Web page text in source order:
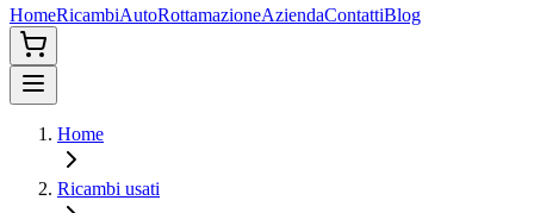
HomeRicambiAutoRottamazioneAziendaContattiBlog
Home
Ricambi usati